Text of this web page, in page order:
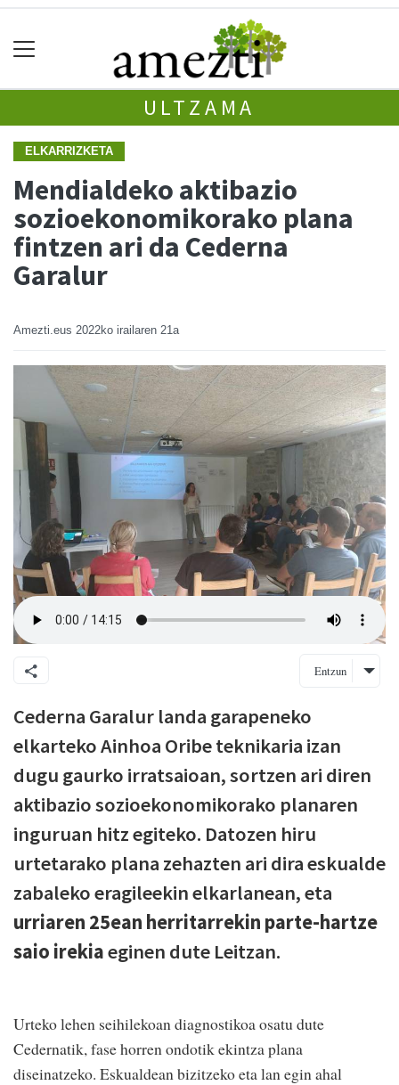
ULTZAMA
ELKARRIZKETA
Mendialdeko aktibazio
sozioekonomikorako plana
fintzen ari da Cederna
Garalur
Amezti.eus 2022ko irailaren 21a
Entzun
Cederna Garalur landa garapeneko
elkarteko Ainhoa Oribe teknikaria izan
dugu gaurko irratsaioan, sortzen ari diren
aktibazio sozioekonomikorako planaren
inguruan hitz egiteko. Datozen hiru
urtetarako plana zehazten ari dira eskualde
zabaleko eragileekin elkarlanean, eta
urriaren 25ean herritarrekin parte-hartze
saio irekiaeginen dute Leitzan.
Urteko lehen seihilekoan diagnostikoa osatu dute
Cedernatik, fase horren ondotik ekintza plana
diseinatzeko. Eskualdean bizitzeko eta lan egin ahal